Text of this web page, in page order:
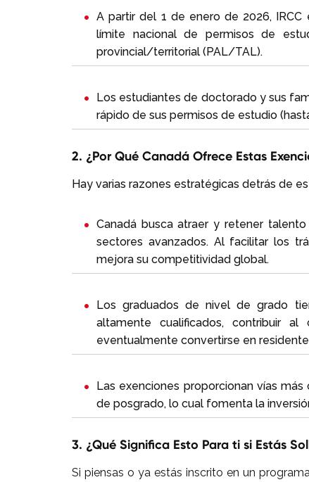
A partir del 1 de enero de 2026,
límite nacional de permisos de
provincial/territorial (PAL/TAL).
Los estudiantes de doctorado y sus
rápido de sus permisos de estudio
2. ¿Por Qué Canadá Ofrece Estas
Hay varias razones estratégicas detrás de
Canadá busca atraer y retener
sectores avanzados. Al facilitar los
mejora su competitividad global.
Los graduados de nivel de grado
altamente cualificados, contribuir
eventualmente convertirse en
Las exenciones proporcionan vías
de posgrado, lo cual fomenta la
3. ¿Qué Significa Esto Para ti si Estás
Si piensas o ya estás inscrito en un